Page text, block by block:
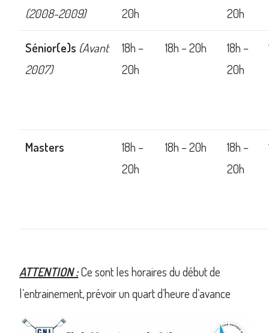
(2008-2009)
20h
20h
Sénior(e)s (Avant
2007)
18h –
20h
18h – 20h
18h –
20h
Masters
18h –
20h
18h – 20h
18h –
20h
ATTENTION :Ce sont les horaires du début de
l’entrainement, prévoir un quart d’heure d’avance